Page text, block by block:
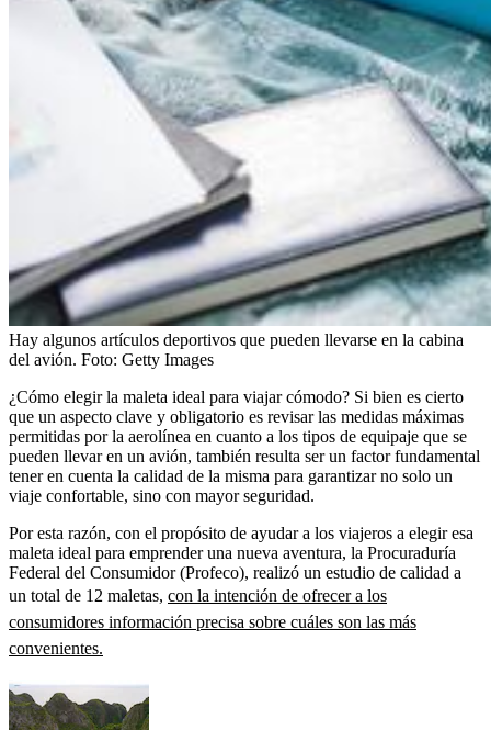
Hay algunos artículos deportivos que pueden llevarse en la cabina
del avión. Foto: Getty Images
¿Cómo elegir la maleta ideal para viajar cómodo? Si bien es cierto
que un aspecto clave y obligatorio es revisar las medidas máximas
permitidas por la aerolínea en cuanto a los tipos de equipaje que se
pueden llevar en un avión, también resulta ser un factor fundamental
tener en cuenta la calidad de la misma para garantizar no solo un
viaje confortable, sino con mayor seguridad.
Por esta razón, con el propósito de ayudar a los viajeros a elegir esa
maleta ideal para emprender una nueva aventura, la Procuraduría
Federal del Consumidor (Profeco), realizó un estudio de calidad a
un total de 12 maletas, con la intención de ofrecer a los
consumidores información precisa sobre cuáles son las más
convenientes.